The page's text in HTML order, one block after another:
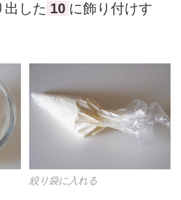
出した 10 に飾り付けす
絞り袋に入れる